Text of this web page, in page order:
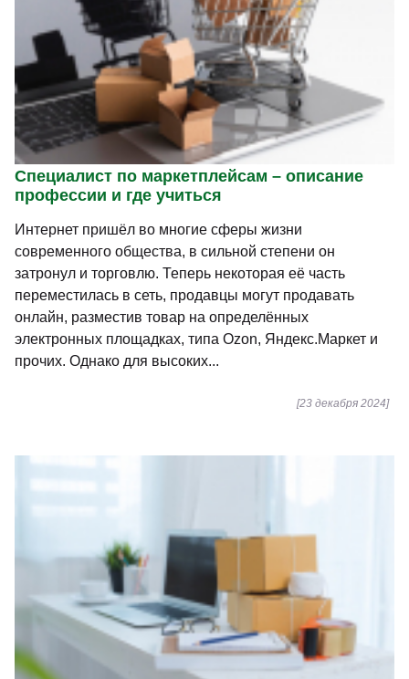
Специалист по маркетплейсам – описание
профессии и где учиться
Интернет пришёл во многие сферы жизни
современного общества, в сильной степени он
затронул и торговлю. Теперь некоторая её часть
переместилась в сеть, продавцы могут продавать
онлайн, разместив товар на определённых
электронных площадках, типа Ozon, Яндекс.Маркет и
прочих. Однако для высоких...
[23 декабря 2024]